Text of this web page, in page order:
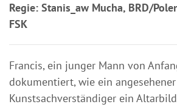
Regie: Stanis_aw Mucha, BRD/
FSK
Francis, ein junger Mann von
dokumentiert, wie ein
Kunstsachverständiger ein